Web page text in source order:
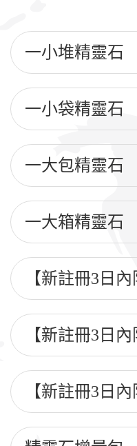
一小堆精靈石
一小袋精靈石
一大包精靈石
一大箱精靈石
【新註冊3日
【新註冊3日
【新註冊3日